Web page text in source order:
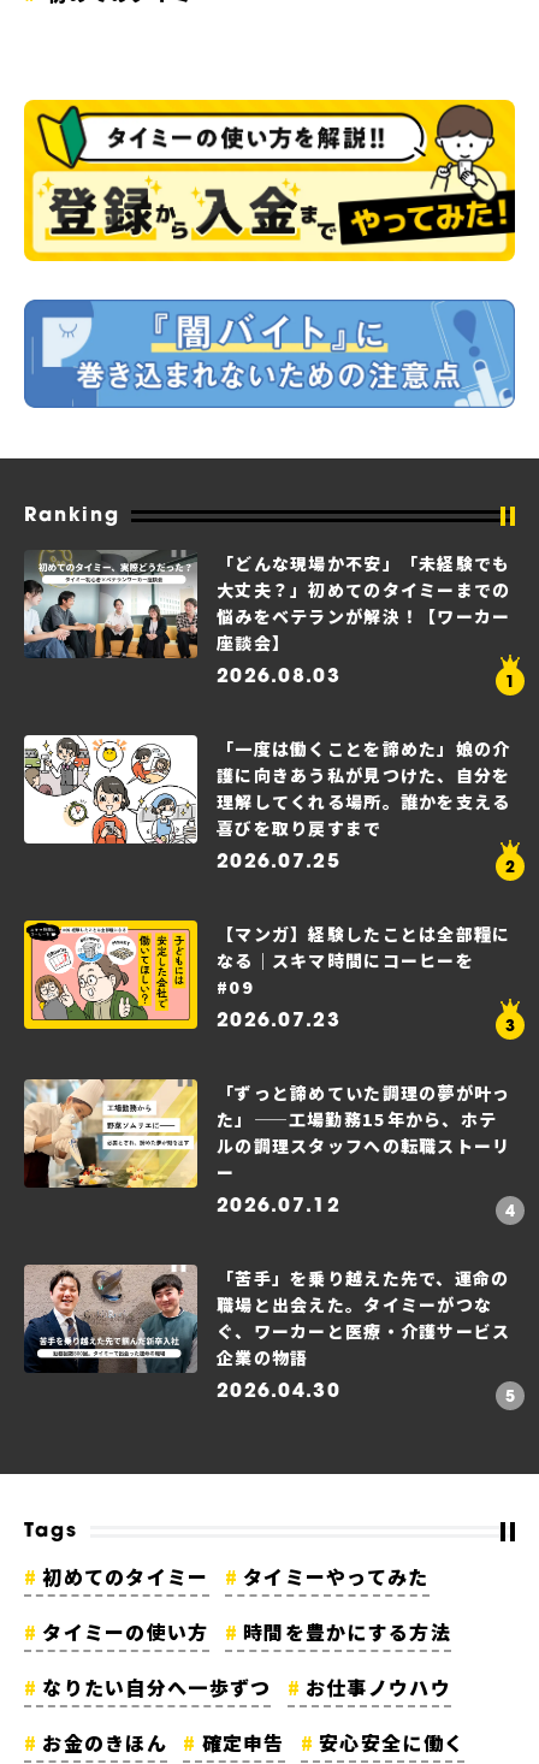
Ranking
「どんな現場か不安」「未経験でも
大丈夫？」初めてのタイミーまでの
悩みをベテランが解決！【ワーカー
座談会】
2026.08.03
「一度は働くことを諦めた」娘の介
護に向きあう私が見つけた、自分を
理解してくれる場所。誰かを支える
喜びを取り戻すまで
2026.07.25
【マンガ】経験したことは全部糧に
なる｜スキマ時間にコーヒーを
#09
2026.07.23
「ずっと諦めていた調理の夢が叶っ
た」——工場勤務15年から、ホテ
ルの調理スタッフへの転職ストーリ
ー
2026.07.12
「苦手」を乗り越えた先で、運命の
職場と出会えた。タイミーがつな
ぐ、ワーカーと医療・介護サービス
企業の物語
2026.04.30
Tags
初めてのタイミー
タイミーやってみた
タイミーの使い方
時間を豊かにする方法
なりたい自分へ一歩ずつ
お仕事ノウハウ
お金のきほん
確定申告
安心安全に働く